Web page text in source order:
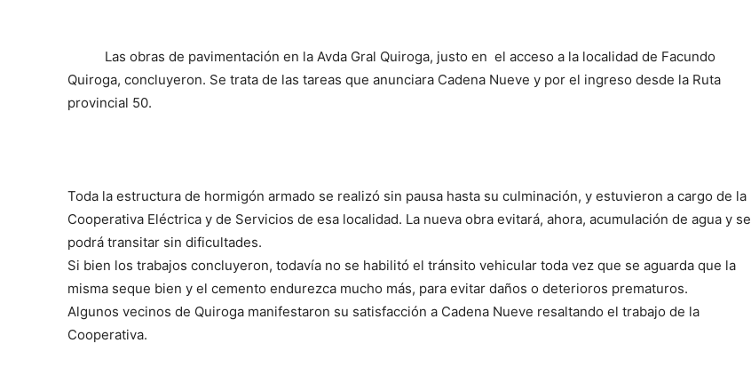
Las obras de pavimentación en la Avda Gral Quiroga, justo en el acceso a la localidad de Facundo
Quiroga, concluyeron. Se trata de las tareas que anunciara Cadena Nueve y por el ingreso desde la Ruta
provincial 50.
Toda la estructura de hormigón armado se realizó sin pausa hasta su culminación, y estuvieron a cargo de la
Cooperativa Eléctrica y de Servicios de esa localidad. La nueva obra evitará, ahora, acumulación de agua y se
podrá transitar sin dificultades.
Si bien los trabajos concluyeron, todavía no se habilitó el tránsito vehicular toda vez que se aguarda que la
misma seque bien y el cemento endurezca mucho más, para evitar daños o deterioros prematuros.
Algunos vecinos de Quiroga manifestaron su satisfacción a Cadena Nueve resaltando el trabajo de la
Cooperativa.